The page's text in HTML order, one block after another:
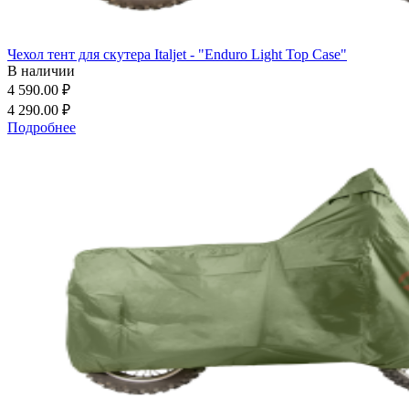
Чехол тент для скутера Italjet - "Enduro Light Top Case"
В наличии
4 590.00 ₽
4 290.00 ₽
Подробнее